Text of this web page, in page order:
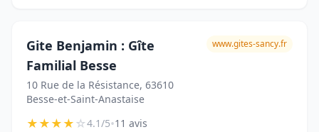
Gite Benjamin : Gîte
Familial Besse
10 Rue de la Résistance, 63610
Besse-et-Saint-Anastaise
www.gites-sancy.fr
★★★★☆4.1/5•11 avis